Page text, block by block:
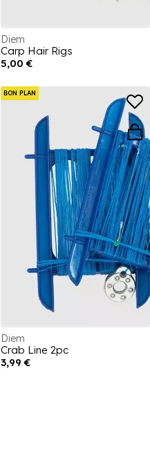
Diem
Carp Hair Rigs
5,00 €
BON PLAN
Diem
Crab Line 2pc
3,99 €